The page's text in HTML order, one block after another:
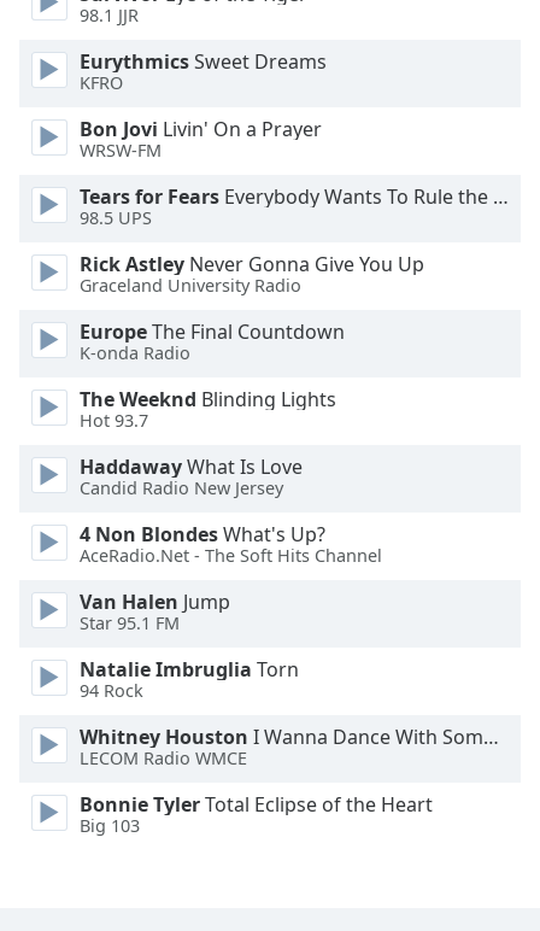
modal
Beginning
dialog
Escape
cancel
and
window.
Text
Background
Area
Background
98.1 JJR
EurythmicsSweet Dreams
KFRO
Bon Jovi Livin' On a Prayer
WRSW-FM
Tears for Fears Everybody Wants To Rule the World
98.5 UPS
Rick Astley Never Gonna Give You Up
Graceland University Radio
EuropeThe Final Countdown
K-onda Radio
The Weeknd Blinding Lights
Hot 93.7
HaddawayWhat Is Love
Candid Radio New Jersey
4 Non BlondesWhat's Up?
AceRadio.Net - The Soft Hits Channel
Van Halen Jump
Star 95.1 FM
Natalie Imbruglia Torn
94 Rock
Whitney Houston I Wanna Dance With Somebody
LECOM Radio WMCE
Bonnie TylerTotal Eclipse of the Heart
Big 103